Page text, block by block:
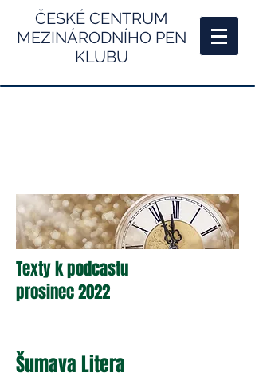
ČESKÉ CENTRUM
MEZINÁRODNÍHO PEN
KLUBU
Texty k podcastu
prosinec 2022
Šumava Litera